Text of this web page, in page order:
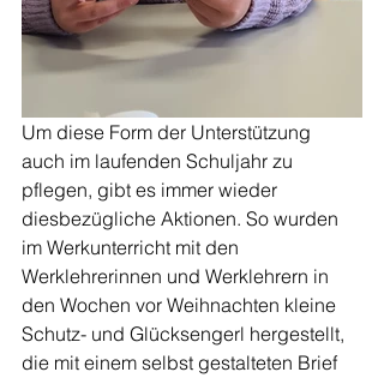
Um diese Form der Unterstützung
auch im laufenden Schuljahr zu
pflegen, gibt es immer wieder
diesbezügliche Aktionen. So wurden
im Werkunterricht mit den
Werklehrerinnen und Werklehrern in
den Wochen vor Weihnachten kleine
Schutz- und Glücksengerl hergestellt,
die mit einem selbst gestalteten Brief